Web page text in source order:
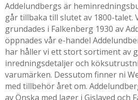
Addelundbergs är
går tillbaka till slutet av 1800-talet.
grundades i Falkenberg 1930 av
öppnades vår e-handel
har håller vi ett stort sortiment av
inredningsdetaljer och
varumärken. Dessutom finner ni
med tillbehör året om.
av Önska med lager i Gislaved och